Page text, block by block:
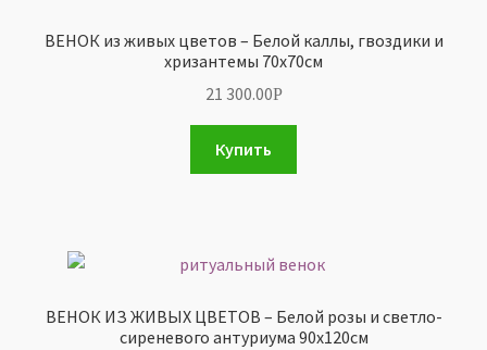
ВЕНОК из живых цветов – Белой каллы, гвоздики и
хризантемы 70х70см
21 300.00Р
Купить
ВЕНОК ИЗ ЖИВЫХ ЦВЕТОВ – Белой розы и светло-
сиреневого антуриума 90х120см